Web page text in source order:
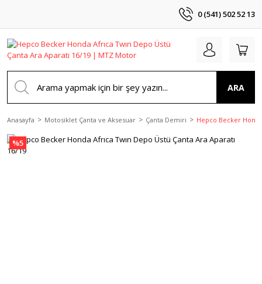
0 (541) 502 52 13
ARA
Anasayfa Motosiklet Çanta ve Aksesuar Çanta Demiri Hepco Becker
%5